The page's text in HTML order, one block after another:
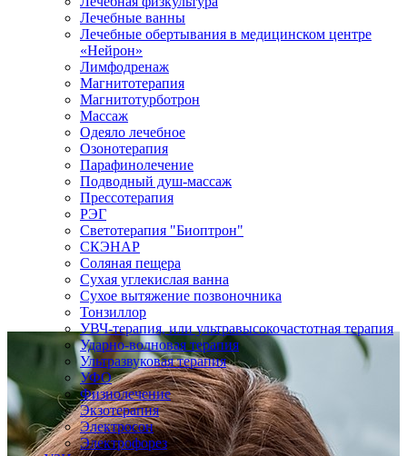
Лечебные ванны
Лечебные обертывания в медицинском центре
«Нейрон»
Лимфодренаж
Магнитотерапия
Магнитотурботрон
Массаж
Одеяло лечебное
Озонотерапия
Парафинолечение
Подводный душ-массаж
Прессотерапия
РЭГ
Светотерапия "Биоптрон"
СКЭНАР
Соляная пещера
Сухая углекислая ванна
Сухое вытяжение позвоночника
Тонзиллор
УВЧ-терапия, или ультравысокочастотная терапия
Ударно-волновая терапия
Ультразвуковая терапия
УФО
Физиолечение
Экзотерапия
Электросон
Электрофорез